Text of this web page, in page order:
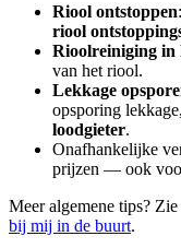
Riool ontstoppen
riool
Rioolreiniging in
van het riool.
Lekkage
opsporing
loodgieter.
Onafhankelijke
prijzen — ook
Meer algemene tips? Zie
bij mij in de buurt.